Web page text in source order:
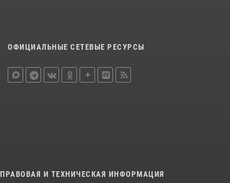
ОФИЦИАЛЬНЫЕ СЕТЕВЫЕ РЕСУРСЫ
ПРАВОВАЯ И ТЕХНИЧЕСКАЯ ИНФОРМАЦИЯ